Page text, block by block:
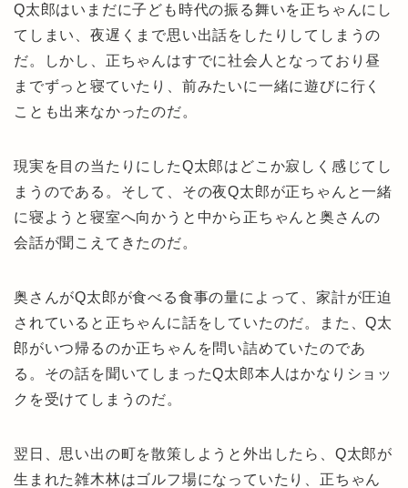
Q太郎はいまだに子ども時代の振る舞いを正ちゃんにし
てしまい、夜遅くまで思い出話をしたりしてしまうの
だ。しかし、正ちゃんはすでに社会人となっており昼
までずっと寝ていたり、前みたいに一緒に遊びに行く
ことも出来なかったのだ。
現実を目の当たりにしたQ太郎はどこか寂しく感じてし
まうのである。そして、その夜Q太郎が正ちゃんと一緒
に寝ようと寝室へ向かうと中から正ちゃんと奥さんの
会話が聞こえてきたのだ。
奥さんがQ太郎が食べる食事の量によって、家計が圧迫
されていると正ちゃんに話をしていたのだ。また、Q太
郎がいつ帰るのか正ちゃんを問い詰めていたのであ
る。その話を聞いてしまったQ太郎本人はかなりショッ
クを受けてしまうのだ。
翌日、思い出の町を散策しようと外出したら、Q太郎が
生まれた雑木林はゴルフ場になっていたり、正ちゃん